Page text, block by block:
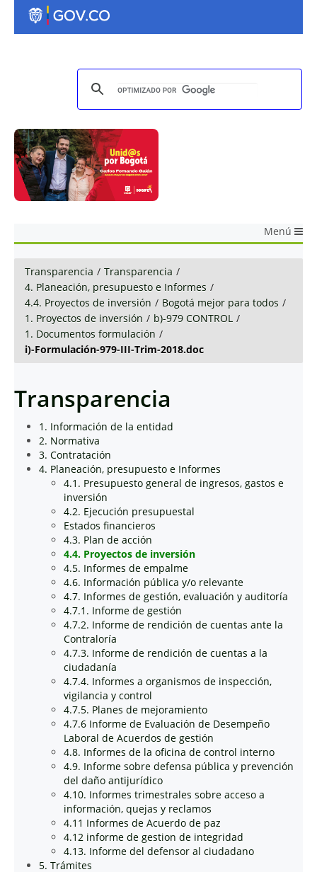
Menú
Transparencia / Transparencia /
4. Planeación, presupuesto e Informes /
4.4. Proyectos de inversión / Bogotá mejor para todos /
1. Proyectos de inversión / b)-979 CONTROL /
1. Documentos formulación /
i)-Formulación-979-III-Trim-2018.doc
Transparencia
1. Información de la entidad
2. Normativa
3. Contratación
4. Planeación, presupuesto e Informes
4.1. Presupuesto general de ingresos, gastos e
inversión
4.2. Ejecución presupuestal
Estados financieros
4.3. Plan de acción
4.4. Proyectos de inversión
4.5. Informes de empalme
4.6. Información pública y/o relevante
4.7. Informes de gestión, evaluación y auditoría
4.7.1. Informe de gestión
4.7.2. Informe de rendición de cuentas ante la
Contraloría
4.7.3. Informe de rendición de cuentas a la
ciudadanía
4.7.4. Informes a organismos de inspección,
vigilancia y control
4.7.5. Planes de mejoramiento
4.7.6 Informe de Evaluación de Desempeño
Laboral de Acuerdos de gestión
4.8. Informes de la oficina de control interno
4.9. Informe sobre defensa pública y prevención
del daño antijurídico
4.10. Informes trimestrales sobre acceso a
información, quejas y reclamos
4.11 Informes de Acuerdo de paz
4.12 informe de gestion de integridad
4.13. Informe del defensor al ciudadano
5. Trámites